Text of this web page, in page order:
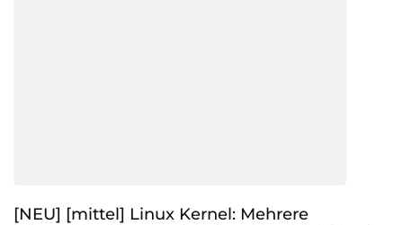
[NEU] [mittel] Linux Kernel: Mehrere